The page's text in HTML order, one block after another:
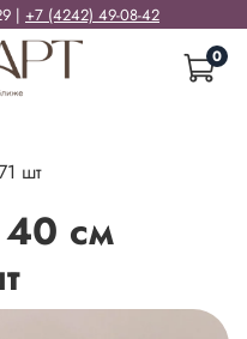
| +7 (4242) 49-08-42
0
шт
см